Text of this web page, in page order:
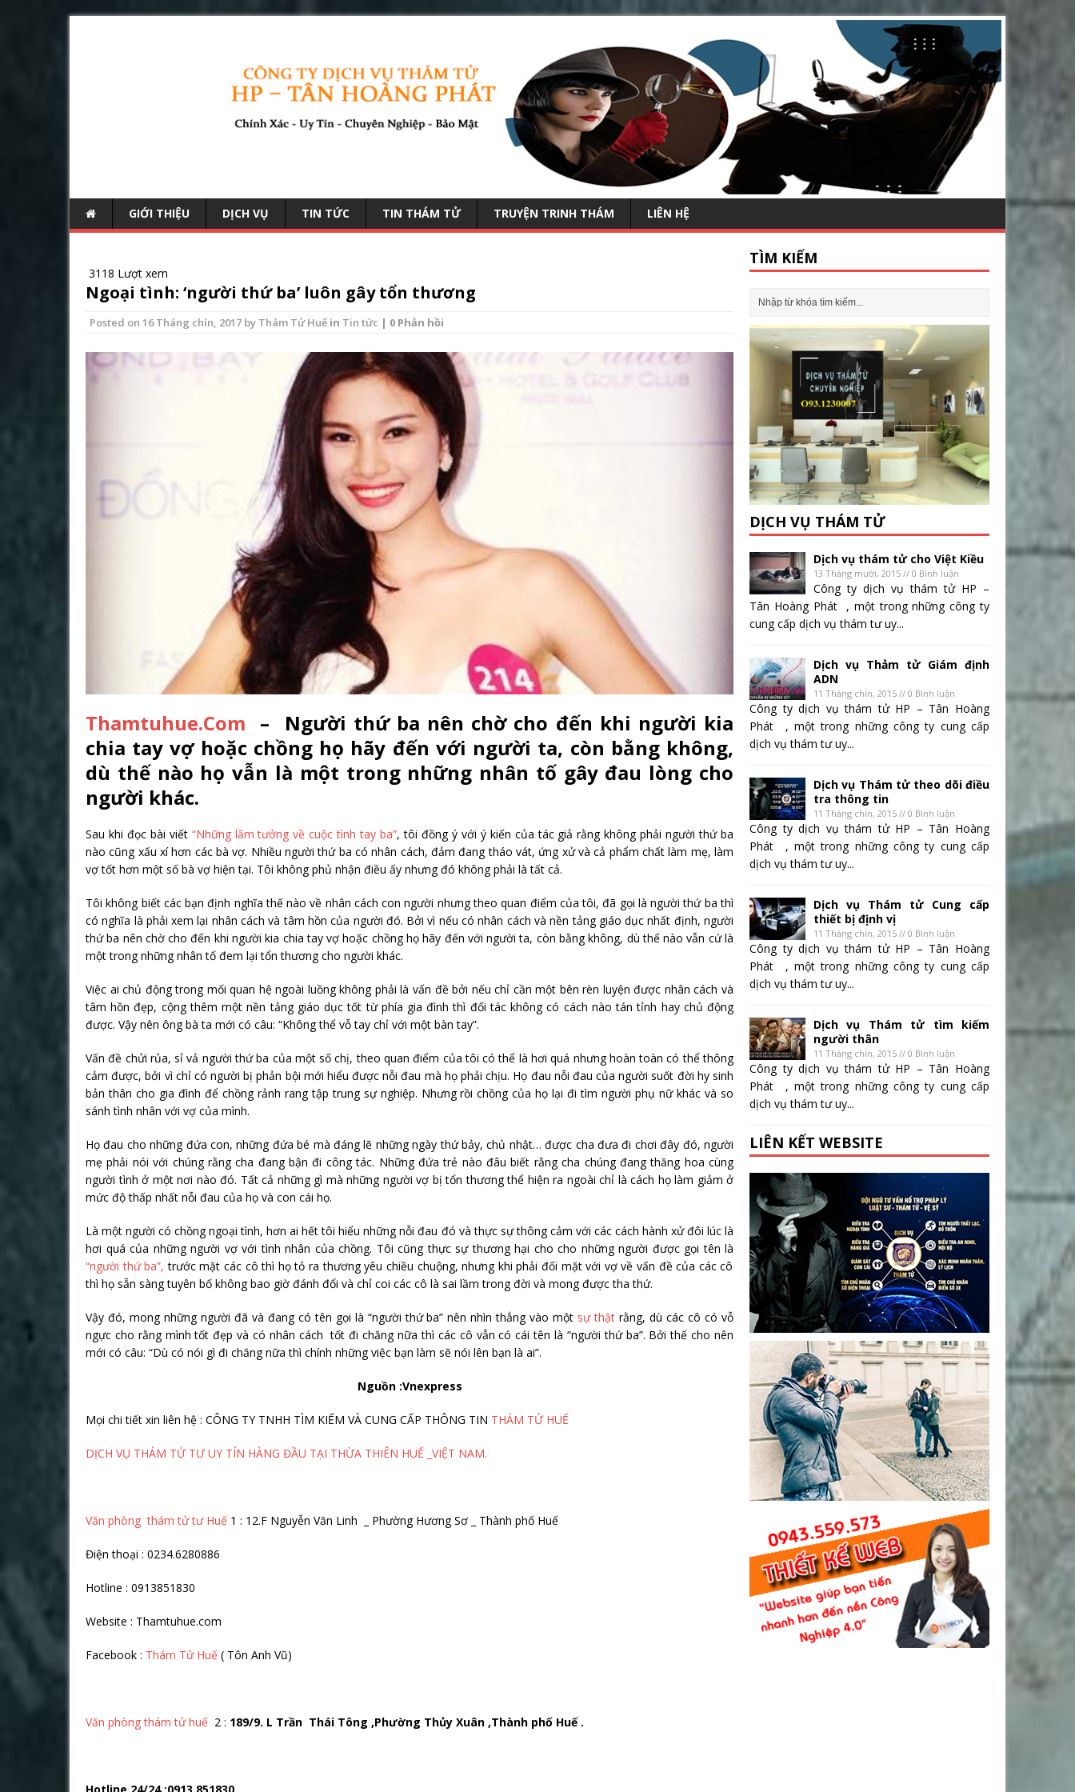
GIỚI THIỆU DỊCH VỤ TIN TỨC TIN THÁM TỬ TRUYỆN TRINH THÁM LIÊN HỆ
3118 Lượt xem
Ngoại tình: ‘người thứ ba’ luôn gây tổn thương
Posted on 16 Tháng chín, 2017 by Thám Tử Huếin Tin tức | 0 Phản hồi
Thamtuhue.Com – Người thứ ba nên chờ cho đến khi người kia
chia tay vợ hoặc chồng họ hãy đến với người ta, còn bằng không,
dù thế nào họ vẫn là một trong những nhân tố gây đau lòng cho
người khác.
Sau khi đọc bài viết“Những lầm tưởng về cuộc tình tay ba”, tôi đồng ý với ý kiến của tác giả rằng không phải người thứ ba
nào cũng xấu xí hơn các bà vợ. Nhiều người thứ ba có nhân cách, đảm đang tháo vát, ứng xử và cả phẩm chất làm mẹ, làm
vợ tốt hơn một số bà vợ hiện tại. Tôi không phủ nhận điều ấy nhưng đó không phải là tất cả.
Tôi không biết các bạn định nghĩa thế nào về nhân cách con người nhưng theo quan điểm của tôi, đã gọi là người thứ ba thì
có nghĩa là phải xem lại nhân cách và tâm hồn của người đó. Bởi vì nếu có nhân cách và nền tảng giáo dục nhất định, người
thứ ba nên chờ cho đến khi người kia chia tay vợ hoặc chồng họ hãy đến với người ta, còn bằng không, dù thế nào vẫn cứ là
một trong những nhân tố đem lại tổn thương cho người khác.
Việc ai chủ động trong mối quan hệ ngoài luồng không phải là vấn đề bởi nếu chỉ cần một bên rèn luyện được nhân cách và
tâm hồn đẹp, cộng thêm một nền tảng giáo dục tốt từ phía gia đình thì đối tác không có cách nào tán tỉnh hay chủ động
được. Vậy nên ông bà ta mới có câu: “Không thể vỗ tay chỉ với một bàn tay”.
Vấn đề chửi rủa, sỉ vả người thứ ba của một số chị, theo quan điểm của tôi có thể là hơi quá nhưng hoàn toàn có thể thông
cảm được, bởi vì chỉ có người bị phản bội mới hiểu được nỗi đau mà họ phải chịu. Họ đau nỗi đau của người suốt đời hy sinh
bản thân cho gia đình để chồng rảnh rang tập trung sự nghiệp. Nhưng rồi chồng của họ lại đi tìm người phụ nữ khác và so
sánh tình nhân với vợ của mình.
Họ đau cho những đứa con, những đứa bé mà đáng lẽ những ngày thứ bảy, chủ nhật… được cha đưa đi chơi đây đó, người
mẹ phải nói với chúng rằng cha đang bận đi công tác. Những đứa trẻ nào đâu biết rằng cha chúng đang thăng hoa cùng
người tình ở một nơi nào đó. Tất cả những gì mà những người vợ bị tổn thương thể hiện ra ngoài chỉ là cách họ làm giảm ở
mức độ thấp nhất nỗi đau của họ và con cái họ.
Là một người có chồng ngoại tình, hơn ai hết tôi hiểu những nỗi đau đó và thực sự thông cảm với các cách hành xử đôi lúc là
hơi quá của những người vợ với tình nhân của chồng. Tôi cũng thực sự thương hại cho cho những người được gọi tên là
“người thứ ba”, trước mặt các cô thì họ tỏ ra thương yêu chiều chuộng, nhưng khi phải đối mặt với vợ về vấn đề của các cô
thì họ sẵn sàng tuyên bố không bao giờ đánh đổi và chỉ coi các cô là sai lầm trong đời và mong được tha thứ.
Vậy đó, mong những người đã và đang có tên gọi là “người thứ ba” nên nhìn thẳng vào một sự thật rằng, dù các cô có vỗ
ngực cho rằng mình tốt đẹp và có nhân cách tốt đi chăng nữa thì các cô vẫn có cái tên là “người thứ ba”. Bởi thế cho nên
mới có câu: “Dù có nói gì đi chăng nữa thì chính những việc bạn làm sẽ nói lên bạn là ai”.
Nguồn :Vnexpress
Mọi chi tiết xin liên hệ : CÔNG TY TNHH TÌM KIẾM VÀ CUNG CẤP THÔNG TIN THÁM TỬ HUẾ
DỊCH VỤ THÁM TỬ TƯ UY TÍN HÀNG ĐẦU TẠI THỪA THIÊN HUẾ _VIỆT NAM.
Văn phòng thám tử tư Huế 1 : 12.F Nguyễn Văn Linh _ Phường Hương Sơ _ Thành phố Huế
Điện thoại : 0234.6280886
Hotline : 0913851830
Website : Thamtuhue.com
Facebook : Thám Tử Huế ( Tôn Anh Vũ)
Văn phòng thám tử huế 2 : 189/9. L Trần Thái Tông ,Phường Thủy Xuân ,Thành phố Huế .
TÌM KIẾM
DỊCH VỤ THÁM TỬ
Dịch vụ thám tử cho Việt Kiều
13 Tháng mười, 2015 // 0 Bình luận
Công ty dịch vụ thám tử HP –
Tân Hoàng Phát , một trong những công ty
cung cấp dịch vụ thám tư uy...
Dịch vụ Thảm tử Giám định
ADN
11 Tháng chín, 2015 // 0 Bình luận
Công ty dịch vụ thám tử HP – Tân Hoàng
Phát , một trong những công ty cung cấp
dịch vụ thám tư uy...
Dịch vụ Thám tử theo dõi điều
tra thông tin
11 Tháng chín, 2015 // 0 Bình luận
Công ty dịch vụ thám tử HP – Tân Hoàng
Phát , một trong những công ty cung cấp
dịch vụ thám tư uy...
Dịch vụ Thám tử Cung cấp
thiết bị định vị
11 Tháng chín, 2015 // 0 Bình luận
Công ty dịch vụ thám tử HP – Tân Hoàng
Phát , một trong những công ty cung cấp
dịch vụ thám tư uy...
Dịch vụ Thám tử tìm kiếm
người thân
11 Tháng chín, 2015 // 0 Bình luận
Công ty dịch vụ thám tử HP – Tân Hoàng
Phát , một trong những công ty cung cấp
dịch vụ thám tư uy...
LIÊN KẾT WEBSITE